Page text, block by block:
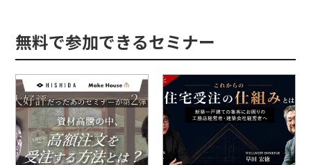
無料で参加できるセミナー